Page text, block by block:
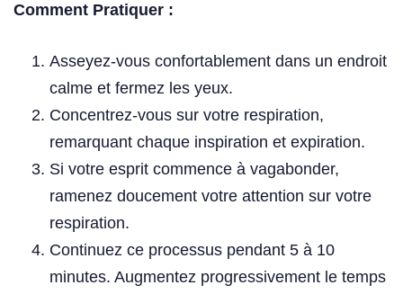
Comment Pratiquer :
Asseyez-vous confortablement dans un endroit
calme et fermez les yeux.
Concentrez-vous sur votre respiration,
remarquant chaque inspiration et expiration.
Si votre esprit commence à vagabonder,
ramenez doucement votre attention sur votre
respiration.
Continuez ce processus pendant 5 à 10
minutes. Augmentez progressivement le temps